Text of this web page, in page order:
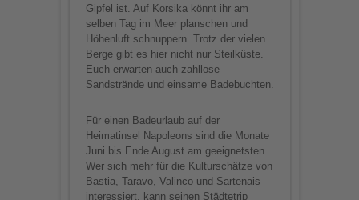
Gipfel ist. Auf Korsika könnt ihr am
selben Tag im Meer planschen und
Höhenluft schnuppern. Trotz der vielen
Berge gibt es hier nicht nur Steilküste.
Euch erwarten auch zahllose
Sandstrände und einsame Badebuchten.
Für einen Badeurlaub auf der
Heimatinsel Napoleons sind die Monate
Juni bis Ende August am geeignetsten.
Wer sich mehr für die Kulturschätze von
Bastia, Taravo, Valinco und Sartenais
interessiert, kann seinen Städtetrip